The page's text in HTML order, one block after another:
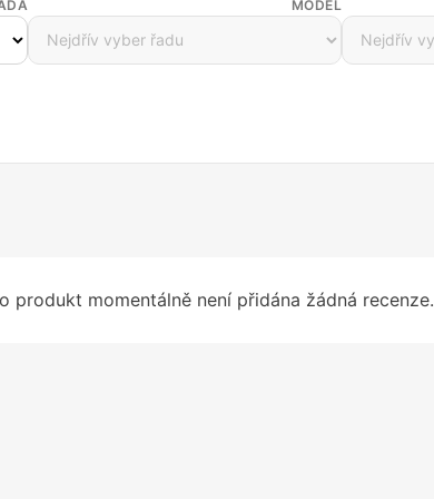
MODEL
produkt momentálně není přidána žádná recenze.